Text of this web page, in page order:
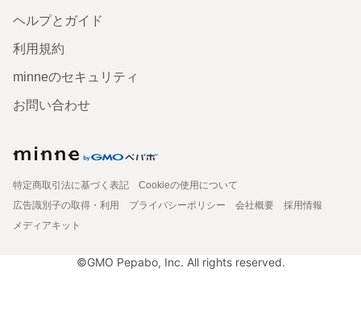
ヘルプとガイド
利用規約
minneのセキュリティ
お問い合わせ
特定商取引法に基づく表記
Cookieの使用について
広告識別子の取得・利用
プライバシーポリシー 会社概要
採用情報
メディアキット
©GMO Pepabo, Inc. All rights reserved.